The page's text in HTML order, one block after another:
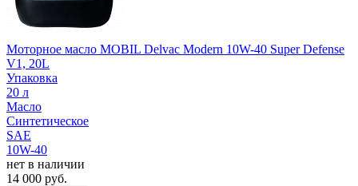
Моторное масло MOBIL Delvac Modern 10W-40 Super Defense
V1, 20L
Упаковка
20 л
Масло
Синтетическое
SAE
10W-40
нет в наличии
14 000 руб.